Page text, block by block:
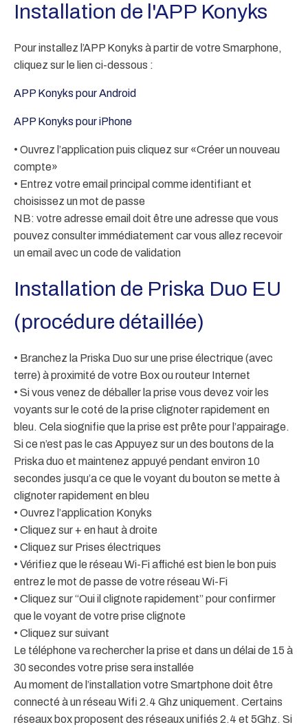
Installation de l'APP Konyks
Pour installez l’APP Konyks à partir de votre Smarphone,
cliquez sur le lien ci-dessous :
APP Konyks pour Android
APP Konyks pour iPhone
• Ouvrez l’application puis cliquez sur «Créer un nouveau
compte»
• Entrez votre email principal comme identifiant et
choisissez un mot de passe
NB: votre adresse email doit être une adresse que vous
pouvez consulter immédiatement car vous allez recevoir
un email avec un code de validation
Installation de Priska Duo EU
(procédure détaillée)
• Branchez la Priska Duo sur une prise électrique (avec
terre) à proximité de votre Box ou routeur Internet
• Si vous venez de déballer la prise vous devez voir les
voyants sur le coté de la prise clignoter rapidement en
bleu. Cela siognifie que la prise est prête pour l’appairage.
Si ce n’est pas le cas Appuyez sur un des boutons de la
Priska duo et maintenez appuyé pendant environ 10
secondes jusqu’a ce que le voyant du bouton se mette à
clignoter rapidement en bleu
• Ouvrez l’application Konyks
• Cliquez sur + en haut à droite
• Cliquez sur Prises électriques
• Vérifiez que le réseau Wi-Fi affiché est bien le bon puis
entrez le mot de passe de votre réseau Wi-Fi
• Cliquez sur “Oui il clignote rapidement” pour confirmer
que le voyant de votre prise clignote
• Cliquez sur suivant
Le téléphone va rechercher la prise et dans un délai de 15 à
30 secondes votre prise sera installée
Au moment de l’installation votre Smartphone doit être
connecté à un réseau Wifi 2.4 Ghz uniquement. Certains
réseaux box proposent des réseaux unifiés 2.4 et 5Ghz. Si